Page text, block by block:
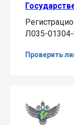
Л035-01304-
Проверить